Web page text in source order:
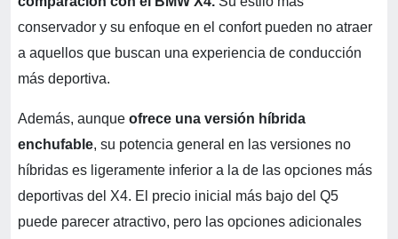
conservador y su enfoque en el confort pueden no atraer
a aquellos que buscan una experiencia de conducción
más deportiva.
Además, aunque ofrece una versión híbrida
enchufable, su potencia general en las versiones no
híbridas es ligeramente inferior a la de las opciones más
deportivas del X4. El precio inicial más bajo del Q5
puede parecer atractivo, pero las opciones adicionales